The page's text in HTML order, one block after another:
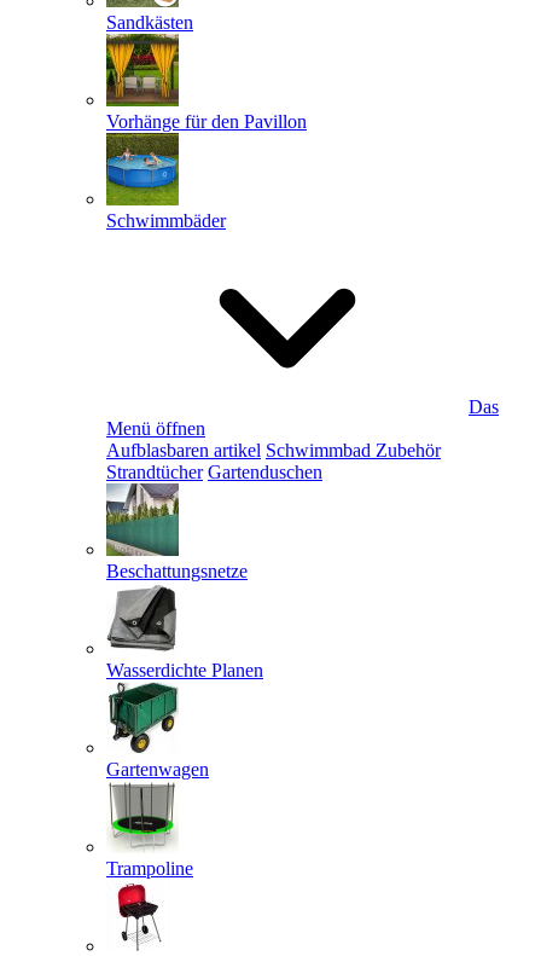
Sandkästen
Vorhänge für den Pavillon
Schwimmbäder
Das
Menü öffnen
Aufblasbaren artikel Schwimmbad Zubehör
Strandtücher Gartenduschen
Beschattungsnetze
Wasserdichte Planen
Gartenwagen
Trampoline